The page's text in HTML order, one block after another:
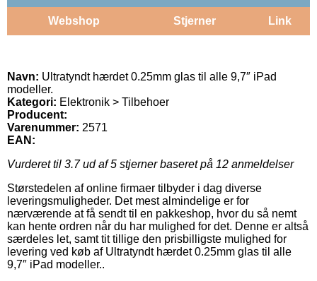
Webshop Stjerner Link
Navn: Ultratyndt hærdet 0.25mm glas til alle 9,7″ iPad
modeller.
Kategori: Elektronik > Tilbehoer
Producent:
Varenummer: 2571
EAN:
Vurderet til 3.7ud af 5 stjerner baseret på 12 anmeldelser
Størstedelen af online firmaer tilbyder i dag diverse
leveringsmuligheder. Det mest almindelige er for
nærværende at få sendt til en pakkeshop, hvor du så nemt
kan hente ordren når du har mulighed for det. Denne er altså
særdeles let, samt tit tillige den prisbilligste mulighed for
levering ved køb af Ultratyndt hærdet 0.25mm glas til alle
9,7″ iPad modeller..